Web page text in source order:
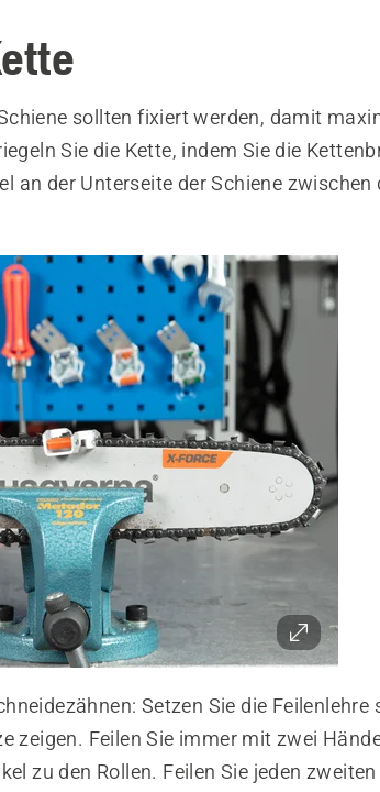
sollten fixiert werden, damit
Sie die Kette, indem Sie die
an der Unterseite der Schiene zwischen
Setzen Sie die Feilenlehre
zeigen. Feilen Sie immer mit zwei
zu den Rollen. Feilen Sie jeden